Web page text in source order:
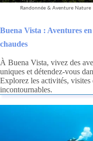
Randonnée & Aventure Nature
Buena Vista : Aventures
chaudes
À Buena Vista, vivez des
uniques et détendez-vous
Explorez les activités, visites
incontournables.